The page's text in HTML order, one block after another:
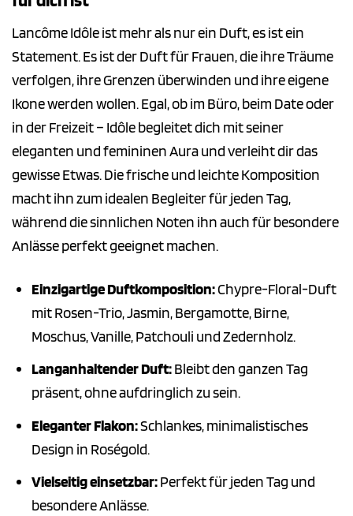
Lancôme Idôle ist mehr als nur ein Duft, es ist ein
Statement. Es ist der Duft für Frauen, die ihre Träume
verfolgen, ihre Grenzen überwinden und ihre eigene
Ikone werden wollen. Egal, ob im Büro, beim Date oder
in der Freizeit – Idôle begleitet dich mit seiner
eleganten und femininen Aura und verleiht dir das
gewisse Etwas. Die frische und leichte Komposition
macht ihn zum idealen Begleiter für jeden Tag,
während die sinnlichen Noten ihn auch für besondere
Anlässe perfekt geeignet machen.
Einzigartige Duftkomposition:Chypre-Floral-Duft
mit Rosen-Trio, Jasmin, Bergamotte, Birne,
Moschus, Vanille, Patchouli und Zedernholz.
Langanhaltender Duft:Bleibt den ganzen Tag
präsent, ohne aufdringlich zu sein.
Eleganter Flakon:Schlankes, minimalistisches
Design in Roségold.
Vielseitig einsetzbar:Perfekt für jeden Tag und
besondere Anlässe.